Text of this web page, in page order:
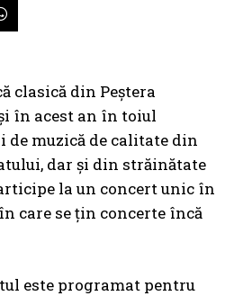
clasică din Peștera
în acest an în toiul
de muzică de calitate din
dar și din străinătate
la un concert unic în
care se țin concerte încă
este programat pentru